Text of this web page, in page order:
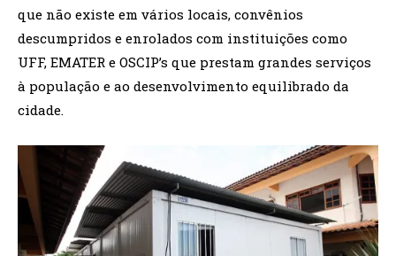
que não existe em vários locais, convênios
descumpridos e enrolados com instituições como
UFF, EMATER e OSCIP’s que prestam grandes serviços
à população e ao desenvolvimento equilibrado da
cidade.